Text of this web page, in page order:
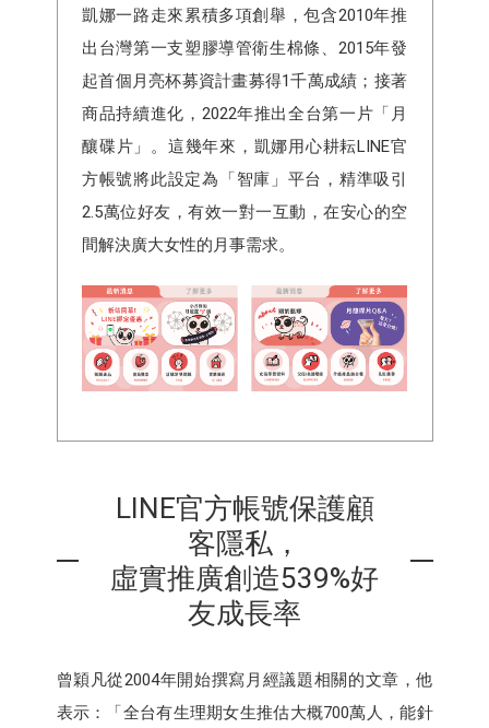
凱娜一路走來累積多項創舉，包含2010年推
出台灣第一支塑膠導管衛生棉條、2015年發
起首個月亮杯募資計畫募得1千萬成績；接著
商品持續進化，2022年推出全台第一片「月
釀碟片」。這幾年來，凱娜用心耕耘LINE官
方帳號將此設定為「智庫」平台，精準吸引
2.5萬位好友，有效一對一互動，在安心的空
間解決廣大女性的月事需求。
LINE官方帳號保護顧
客隱私，
虛實推廣創造539%好
友成長率
曾穎凡從2004年開始撰寫月經議題相關的文章，他
表示：「全台有生理期女生推估大概700萬人，能針